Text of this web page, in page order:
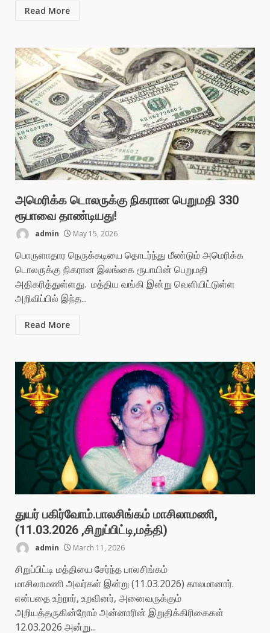
Read More
அமெரிக்க டொலருக்கு நிகரான பெறுமதி 330
ரூபாவை தாண்டியது!
admin May 15, 2026
பொருளாதார நெருக்கடியை தொடர்ந்து மீண்டும் அமெரிக்க
டொலருக்கு நிகரான இலங்கை ரூபாயின் பெறுமதி
அதிகரித்துள்ளது. மத்திய வங்கி இன்று வெளியிட்டுள்ள
அறிவிப்பில் இந்த...
Read More
துயர் பகிர்வோம்.பாலசிங்கம் மாசிலாமணி,
(11.03.2026 ,சிறுப்பிட்டி,மத்தி)
admin March 11, 2026
சிறுப்பிட்டி மத்தியை சேர்ந்த பாலசிங்கம்
மாசிலாமணி அவர்கள் இன்று (11.03.2026) காலமானார்.
என்பதை உற்றார், உறவினர், அனைவருக்கும்
அறியத்தருகின்றோம் அன்னாரின் இறுதிக்கிரிகைகள்
12.03.2026 அன்று...